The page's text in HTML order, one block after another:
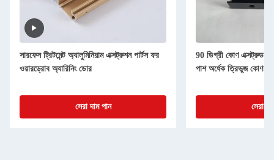
সারফেস ট্রিটমেন্ট অ্যালুমিনিয়াম এক্সট্রুশন পার্টস ফর
ওয়ারড্রোব অ্যারিনিং ডোর
সেরা দাম পান
90 ডিগ্রী কোণ এক্সট্রুড
পাশ অর্ধেক ত্রিভুজ কোণ
সেরা